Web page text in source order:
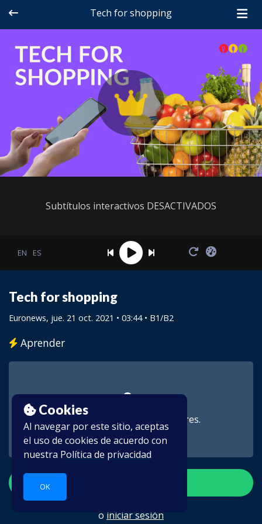
Cookies
Al navegar por este sitio, aceptas
el uso de cookies de acuerdo con
nuestra Política de privacidad
OK
Tech for shopping
Subtítulos interactivos DESACTIVADOS
EN ES
Tech for shopping
Euronews, jue. 21 oct. 2021 • 03:44 • B1/B2
Aprender
Este vídeo es para suscriptores.
o iniciar sesión